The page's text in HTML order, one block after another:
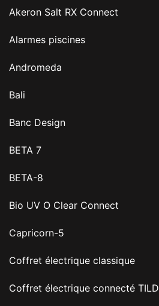
Akeron Salt RX Connect
Alarmes piscines
Andromeda
Bali
Banc Design
BETA 7
BETA-8
Bio UV O Clear Connect
Capricorn-5
Coffret électrique classique
Coffret électrique connecté TILD